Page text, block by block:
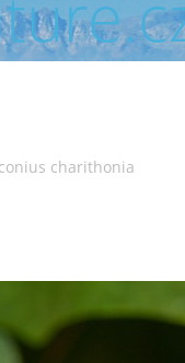
charithonia